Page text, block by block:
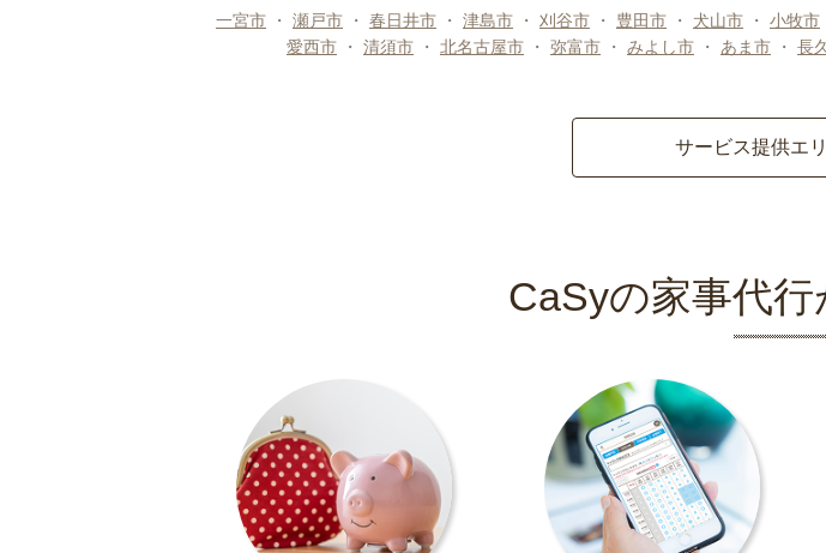
一宮市 ・ 瀬戸市 ・ 春日井市 ・ 津島市 ・ 刈谷市 ・ 豊田市 ・ 犬山市 ・ 小牧市
愛西市 ・ 清須市 ・ 北名古屋市 ・ 弥富市 ・ みよし市 ・ あま市 ・ 長
サービス提供エ
CaSyの家事代